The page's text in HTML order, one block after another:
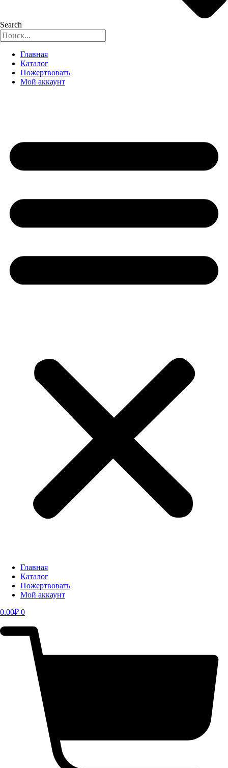
Search
Главная
Каталог
Пожертвовать
Мой аккаунт
Главная
Каталог
Пожертвовать
Мой аккаунт
0.00₽ 0